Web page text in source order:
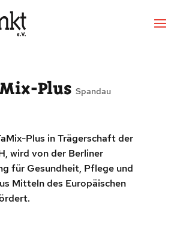
Plus Spandau
Plus in Trägerschaft der
wird von der Berliner
für Gesundheit, Pflege und
Mitteln des Europäischen